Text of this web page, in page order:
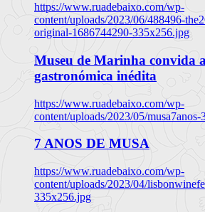
https://www.ruadebaixo.com/wp-
content/uploads/2023/06/488496-
original-1686744290-335x256.jpg
Museu de Marinha convida
gastronómica inédita
https://www.ruadebaixo.com/wp-
content/uploads/2023/05/
7 ANOS DE MUSA
https://www.ruadebaixo.com/wp-
content/uploads/2023/04/
335x256.jpg